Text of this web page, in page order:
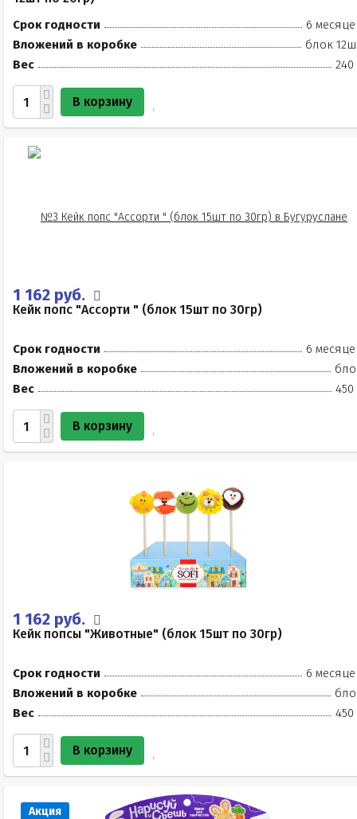
Срок годности
6
Вложений в коробке
блок
Вес
240
В корзину
1 162 руб.
Кейк попс "Ассорти " (блок 15шт по 30гр)
Срок годности
6
Вложений в коробке
Вес
450
В корзину
1 162 руб.
Кейк попсы "Животные" (блок 15шт по 30гр)
Срок годности
6
Вложений в коробке
Вес
450
В корзину
Акция